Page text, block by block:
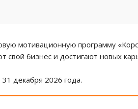
мотивационную программу
свой бизнес и достигают новых
декабря 2026 года.